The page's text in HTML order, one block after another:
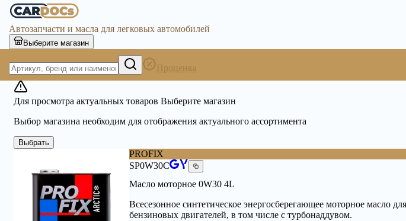
Автозапчасти и масла для легковых автомобилей
Выберите магазин
Проценка
Для просмотра актуальных товаров Выберите магазин
Выбор магазина необходим для отображения актуального ассортимента
Выбрать
PROFIX
SP0W30C
Масло моторное 0W30 4L
Всесезонное синтетическое энергосберегающее моторное масло
бензиновых двигателей, в том числе с турбонаддувом.